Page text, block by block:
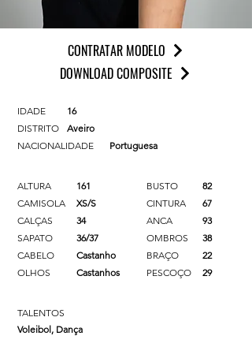
CONTRATAR MODELO
DOWNLOAD COMPOSITE
IDADE
16
DISTRITO
Aveiro
NACIONALIDADE
Portuguesa
ALTURA
161
CAMISOLA
XS/S
CALÇAS
34
SAPATO
36/37
CABELO
Castanho
OLHOS
Castanhos
BUSTO
82
CINTURA
67
ANCA
93
OMBROS
38
BRAÇO
22
PESCOÇO
29
TALENTOS
Voleibol, Dança